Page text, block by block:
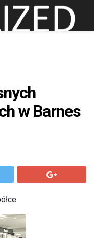
w Barnes